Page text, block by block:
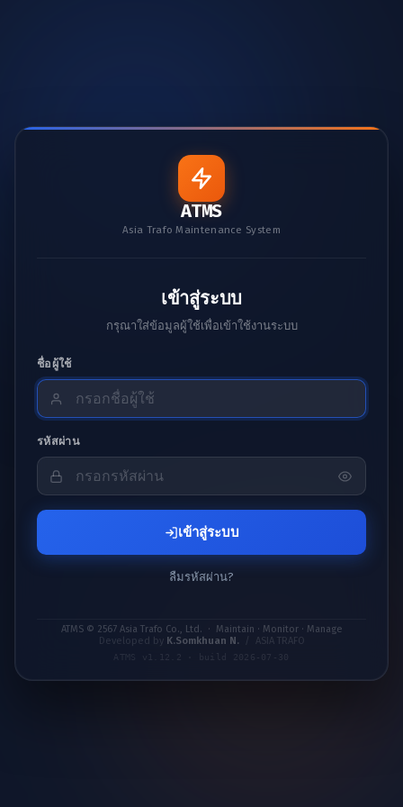
ATMS
Asia Trafo Maintenance System
เข้าสู่ระบบ
กรุณาใส่ข้อมูลผู้ใช้เพื่อเข้าใช้งานระบบ
ชื่อผู้ใช้
รหัสผ่าน
เข้าสู่ระบบ
ลืมรหัสผ่าน?
ATMS © 2567 Asia Trafo Co., Ltd. · Maintain · Monitor · Manage
Developed by K.Somkhuan N. / ASIA TRAFO
ATMS v1.12.2 · build 2026-07-30